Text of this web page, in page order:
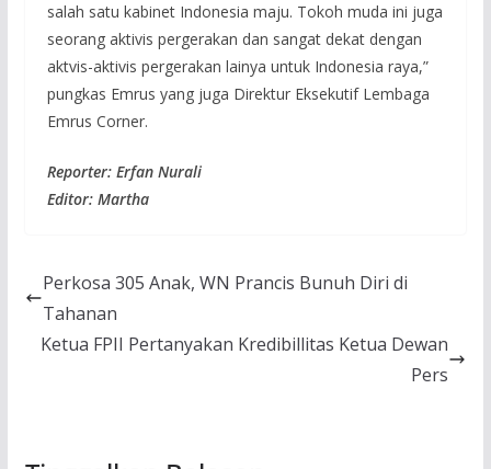
salah satu kabinet Indonesia maju. Tokoh muda ini juga
seorang aktivis pergerakan dan sangat dekat dengan
aktvis-aktivis pergerakan lainya untuk Indonesia raya,”
pungkas Emrus yang juga Direktur Eksekutif Lembaga
Emrus Corner.
Reporter: Erfan Nurali
Editor: Martha
Perkosa 305 Anak, WN Prancis Bunuh Diri di
Tahanan
Ketua FPII Pertanyakan Kredibillitas Ketua Dewan
Pers